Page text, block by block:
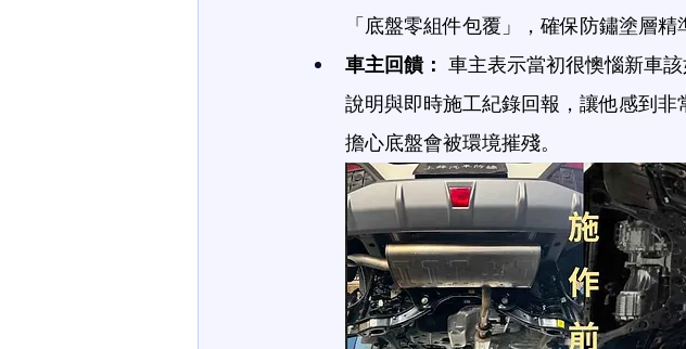
「底盤零組件包覆」，確保防鏽塗層
車主回饋： 車主表示當初很懊惱新車
說明與即時施工紀錄回報，讓他感到
擔心底盤會被環境摧殘。